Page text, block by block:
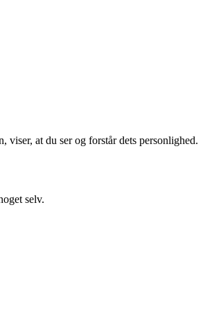
viser, at du ser og forstår dets personlighed.
selv.